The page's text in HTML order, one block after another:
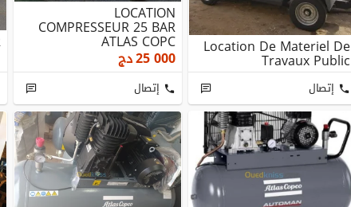
Location De Materiel De
Travaux Public
إتصال
LOCATION
COMPRESSEUR 25 BAR
ATLAS COPC
25 000دج
إتصال